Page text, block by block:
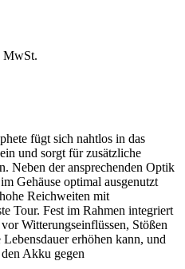
MwSt.
fügt sich nahtlos in das
und sorgt für zusätzliche
Neben der ansprechenden Optik
Gehäuse optimal ausgenutzt
Reichweiten mit
Tour. Fest im Rahmen integriert
Witterungseinflüssen, Stößen
erhöhen kann, und
Akku gegen